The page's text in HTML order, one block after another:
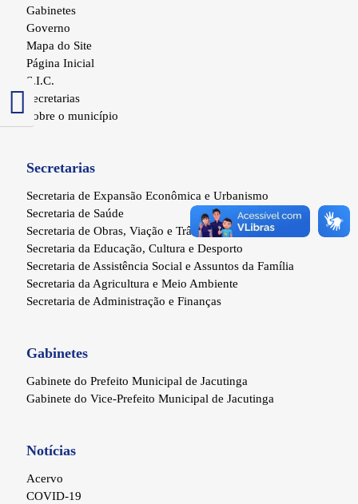
Alternar alto contraste
Gabinetes
Governo
Mapa do Site
Página Inicial
S.I.C.
Secretarias
Sobre o município
Secretarias
Secretaria de Expansão Econômica e Urbanismo
Secretaria de Saúde
Secretaria de Obras, Viação e Trânsito
Secretaria da Educação, Cultura e Desporto
Secretaria de Assistência Social e Assuntos da Família
Secretaria da Agricultura e Meio Ambiente
Secretaria de Administração e Finanças
Gabinetes
Gabinete do Prefeito Municipal de Jacutinga
Gabinete do Vice-Prefeito Municipal de Jacutinga
Notícias
Acervo
COVID-19